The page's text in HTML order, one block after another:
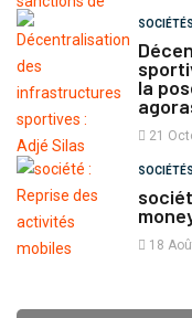
SOCIÉTÉS
la
21
SOCIÉTÉS
18